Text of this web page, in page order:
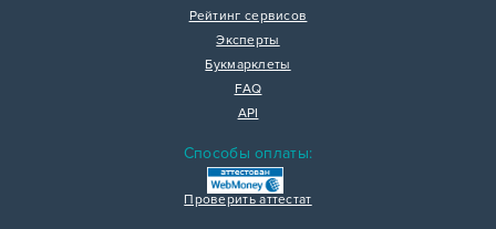
Рейтинг сервисов
Эксперты
Букмарклеты
FAQ
API
Способы оплаты:
Проверить аттестат